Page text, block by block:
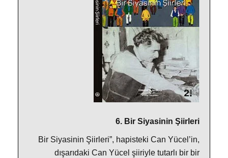
6. Bir Siyasinin Şiirleri
Bir Siyasinin Şiirleri”, hapisteki Can Yücel’in,
dışarıdaki Can Yücel şiiriyle tutarlı bir bir